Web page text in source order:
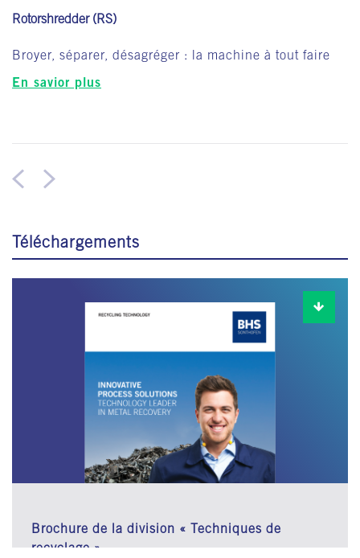
Rotorshredder (RS)
Broyer, séparer, désagréger : la machine à tout faire
En savior plus
Téléchargements
Brochure de la division « Techniques de
recyclage »